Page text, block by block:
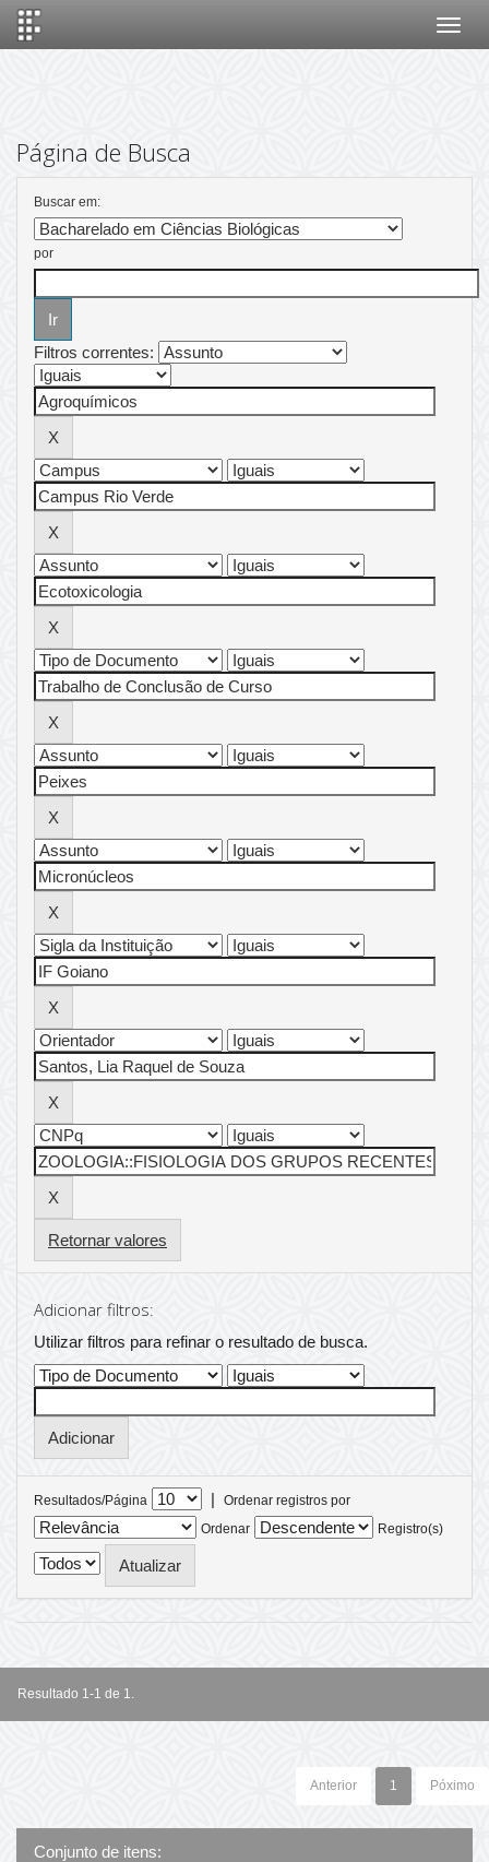
Página de Busca
Buscar em:
por
Filtros correntes:
Retornar valores
Adicionar filtros:
Utilizar filtros para refinar o resultado de busca.
Resultados/Página |
Ordenar registros por
Ordenar
Registro(s)
Resultado 1-1 de 1.
Anterior 1 Póximo
Conjunto de itens: